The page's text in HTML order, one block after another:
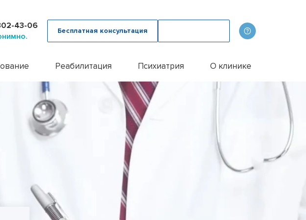
43-06
Бесплатная консультация
Аквилонг
алкоголизма на дому
алкоголизма уколом
алкоголизма вшиванием ампулы
Двойной Блок
гипнозом
наркозависимости
от алкоголизма
от алкоголизма Эспераль
по методу Довженко
Реабилитация
Day Top
Реабилитации алкоголиков
Реабилитация наркозависимых
Психиатрия
Консультация психолога
Лечение алкоголизма с психологом
Лечение анорексии
Лечение бессонницы
Лечение бессонницы у пожилых людей
Лечение бессонницы у женщин
Лечение биполярного расстройства
Лечение деменции
Лечение депрессии
Лечение дисморфофобии
Лечение игромании
О клинике
Наши врачи
Фотогалерея
Лицензии и сертификаты
Отзывы
Цены
Контакты